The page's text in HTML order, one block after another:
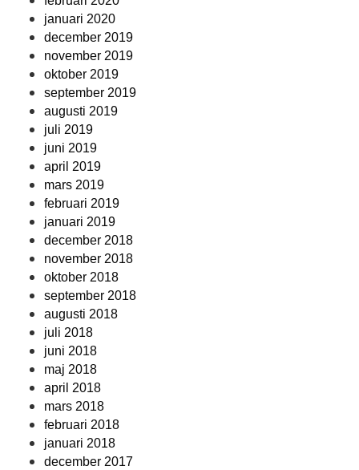
januari 2020
december 2019
november 2019
oktober 2019
september 2019
augusti 2019
juli 2019
juni 2019
april 2019
mars 2019
februari 2019
januari 2019
december 2018
november 2018
oktober 2018
september 2018
augusti 2018
juli 2018
juni 2018
maj 2018
april 2018
mars 2018
februari 2018
januari 2018
december 2017